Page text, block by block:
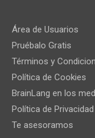
Área de Usuarios
Pruébalo Gratis
Términos y
Política de Cookies
BrainLang en los
Política de Privacidad
Te asesoramos